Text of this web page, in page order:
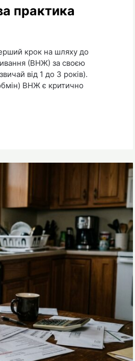
практика
крок на шляху до
(ВНЖ) за своєю
від 1 до 3 років).
ВНЖ є критично